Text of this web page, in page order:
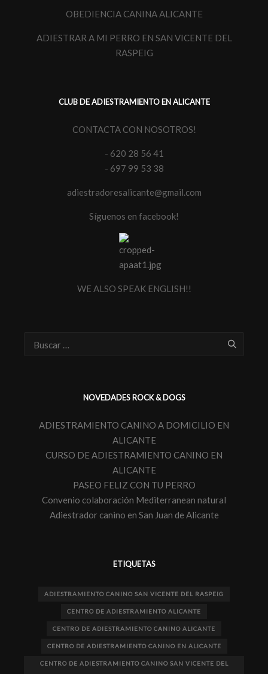
OBEDIENCIA CANINA ALICANTE
ADIESTRAR A MI PERRO EN SAN VICENTE DEL
RASPEIG
CLUB DE ADIESTRAMIENTO EN ALICANTE
CONTACTA CON NOSOTROS!
- 620 28 56 41
- 697 99 53 38
adiestradoresalicante@gmail.com
Síguenos en facebook!
WE ALSO SPEAK ENGLISH!!
NOVEDADES ROCK & DOGS
ADIESTRAMIENTO CANINO A DOMICILIO EN
ALICANTE
CURSO DE ADIESTRAMIENTO CANINO EN
ALICANTE
PASEO FELIZ CON TU PERRO
Convenio colaboración Mediterranean natural
Adiestrador canino en San Juan de Alicante
ETIQUETAS
ADIESTRAMIENTO CANINO SAN VICENTE DEL RASPEIG
CENTRO DE ADIESTRAMIENTO ALICANTE
CENTRO DE ADIESTRAMIENTO CANINO ALICANTE
CENTRO DE ADIESTRAMIENTO CANINO EN ALICANTE
CENTRO DE ADIESTRAMIENTO CANINO SAN VICENTE DEL